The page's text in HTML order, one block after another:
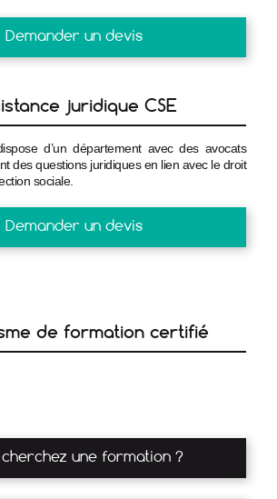
Demander un devis
juridique CSE
d’un département avec des avocats
des questions juridiques en lien avec le droit
sociale.
Demander un devis
de formation certifié
cherchez une formation ?